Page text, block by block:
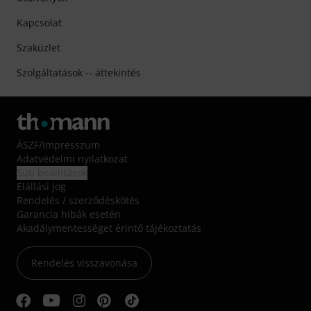
Kapcsolat
Szaküzlet
Szolgáltatások -- áttekintés
ÁSZF/Impresszum
Adatvédelmi nyilatkozat
Elállási jog
Rendelés / szerződéskötés
Garancia hibák esetén
Akadálymentességet érintő tájékoztatás
Rendelés visszavonása